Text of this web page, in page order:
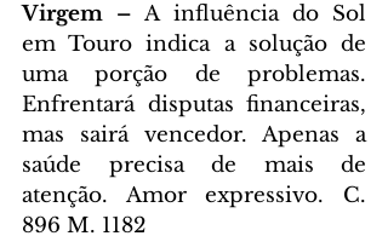
Virgem – A influência do Sol
em Touro indica a solução de
uma porção de problemas.
Enfrentará disputas financeiras,
mas sairá vencedor. Apenas a
saúde precisa de mais de
atenção. Amor expressivo. C.
896 M. 1182